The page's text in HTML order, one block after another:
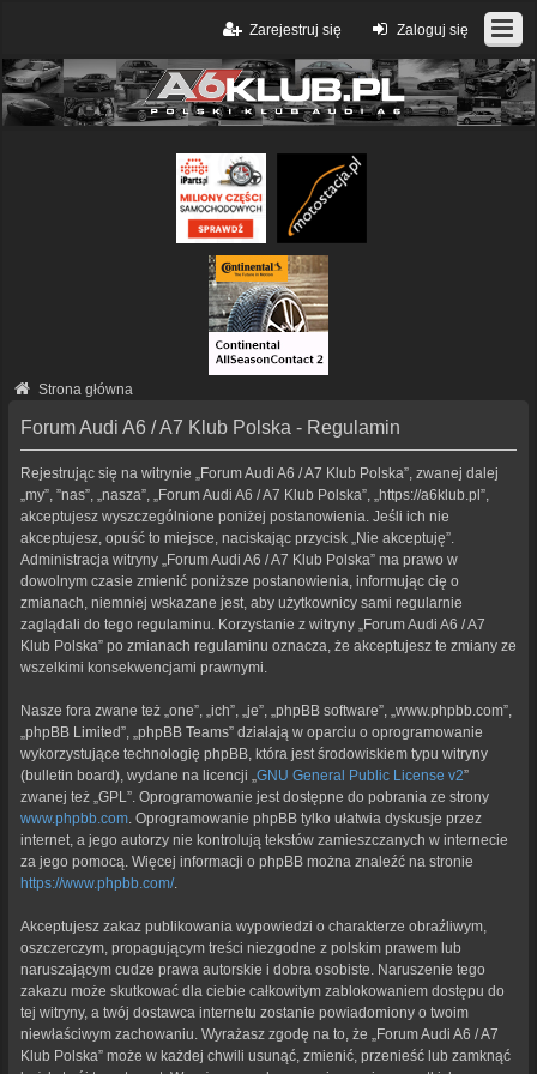
Zaloguj się
Zarejestruj się
Strona główna
Forum Audi A6 / A7 Klub Polska - Regulamin
Rejestrując się na witrynie „Forum Audi A6 / A7 Klub Polska”, zwanej dalej
„my”, ”nas”, „nasza”, „Forum Audi A6 / A7 Klub Polska”, „https://a6klub.pl”,
akceptujesz wyszczególnione poniżej postanowienia. Jeśli ich nie
akceptujesz, opuść to miejsce, naciskając przycisk „Nie akceptuję”.
Administracja witryny „Forum Audi A6 / A7 Klub Polska” ma prawo w
dowolnym czasie zmienić poniższe postanowienia, informując cię o
zmianach, niemniej wskazane jest, aby użytkownicy sami regularnie
zaglądali do tego regulaminu. Korzystanie z witryny „Forum Audi A6 / A7
Klub Polska” po zmianach regulaminu oznacza, że akceptujesz te zmiany ze
wszelkimi konsekwencjami prawnymi.
Nasze fora zwane też „one”, „ich”, „je”, „phpBB software”, „www.phpbb.com”,
„phpBB Limited”, „phpBB Teams” działają w oparciu o oprogramowanie
wykorzystujące technologię phpBB, która jest środowiskiem typu witryny
(bulletin board), wydane na licencji „GNU General Public License v2”
zwanej też „GPL”. Oprogramowanie jest dostępne do pobrania ze strony
www.phpbb.com. Oprogramowanie phpBB tylko ułatwia dyskusje przez
internet, a jego autorzy nie kontrolują tekstów zamieszczanych w internecie
za jego pomocą. Więcej informacji o phpBB można znaleźć na stronie
https://www.phpbb.com/.
Akceptujesz zakaz publikowania wypowiedzi o charakterze obraźliwym,
oszczerczym, propagującym treści niezgodne z polskim prawem lub
naruszającym cudze prawa autorskie i dobra osobiste. Naruszenie tego
zakazu może skutkować dla ciebie całkowitym zablokowaniem dostępu do
tej witryny, a twój dostawca internetu zostanie powiadomiony o twoim
niewłaściwym zachowaniu. Wyrażasz zgodę na to, że „Forum Audi A6 / A7
Klub Polska” może w każdej chwili usunąć, zmienić, przenieść lub zamknąć